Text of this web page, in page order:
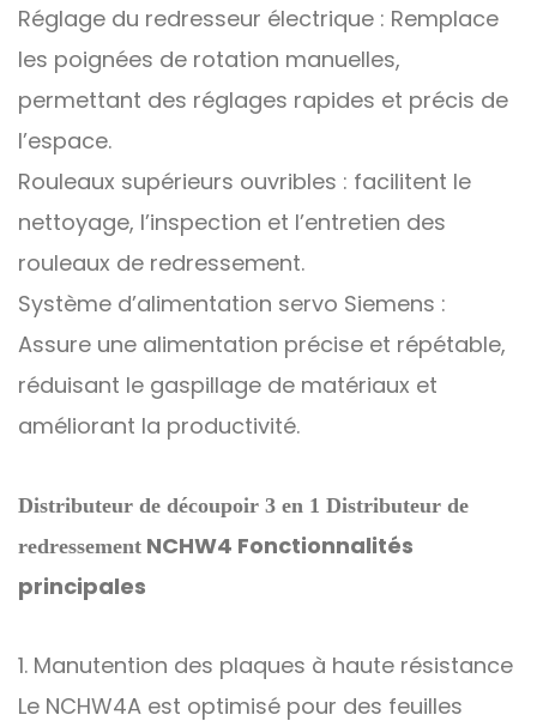
Réglage du redresseur électrique : Remplace
les poignées de rotation manuelles,
permettant des réglages rapides et précis de
l’espace.
Rouleaux supérieurs ouvribles : facilitent le
nettoyage, l’inspection et l’entretien des
rouleaux de redressement.
Système d’alimentation servo Siemens :
Assure une alimentation précise et répétable,
réduisant le gaspillage de matériaux et
améliorant la productivité.
Distributeur de découpoir 3 en 1 Distributeur de
redressement NCHW4 Fonctionnalités
principales
1. Manutention des plaques à haute résistance
Le NCHW4A est optimisé pour des feuilles